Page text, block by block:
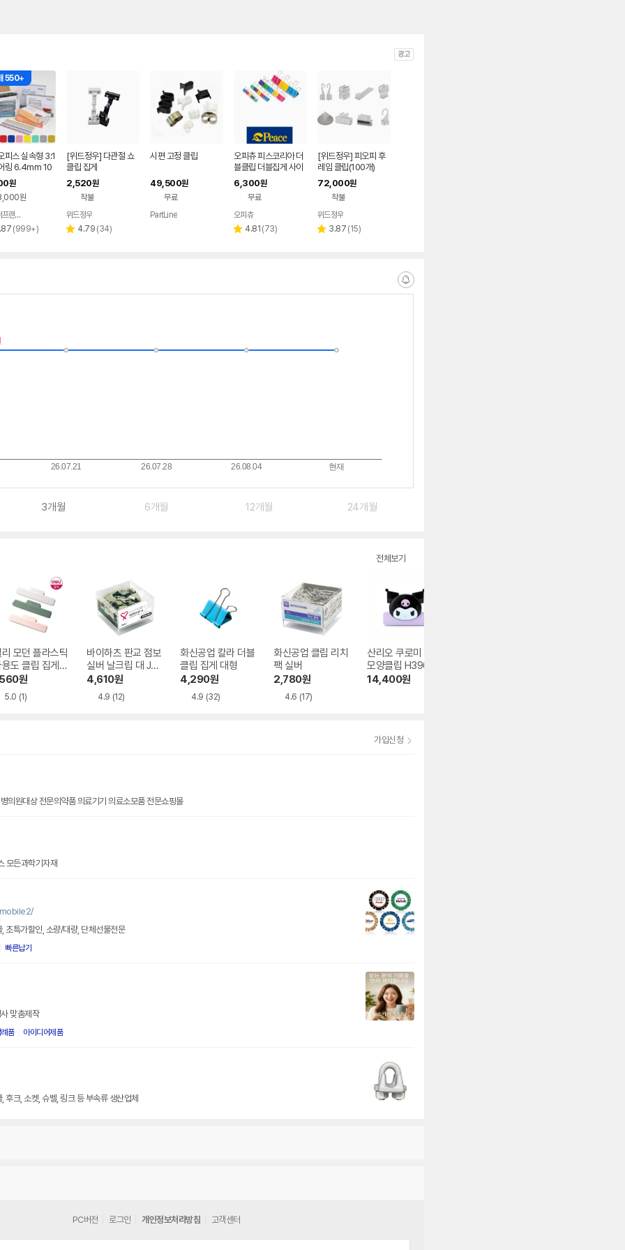
광고
550+
피스 실속형 3:1
링 6.4mm 10
링 제본스프
홀
원
원
페이
페이퍼프랜드 현대오피스
리
(999+)
[위드정우] 다관절 쇼
클립 집게
2,520원
착불
페이
위드정우
별 4.79 리
(34)
시편 고정 클립
49,500원
무료
PartLine
오피츄 피스코리아 더
블클립 더블집게 사이
즈별 (소/중/대/특대)
6,300원
무료
오피츄
별 4.81 리
(73)
[위드정우] 피오피 후
레임 클립(100개)
72,000원
착불
페이
위드정우
별 3.87 리
(15)
알
3개월 6개월 12개월 24개월
전체보기
모던 플라스틱
도 클립 집게
15cm
원
5.0 (1)
바이하츠 판교 점보
실버 날크립 대 JA
날클립 대용량
4,610원
4.9 (12)
화신공업 칼라 더블
클립 집게 대형
4,290원
4.9 (32)
화신공업 클립 리치
팩 실버
2,780원
4.6 (17)
산리오 쿠로미 얼굴
모양클립 H39681
0
14,400원
가입신청
의원대상 전문의약품 의료기기 의료소모품 전문쇼핑몰
모든과학기자재
초특가할인, 소량/대량, 단체선물전문
빠른납기
맞춤제작
품 아이디어제품
후크, 소켓, 슈벨, 링크 등 부속류 생산업체
PC버전 로그인 개인정보처리방침 고객센터